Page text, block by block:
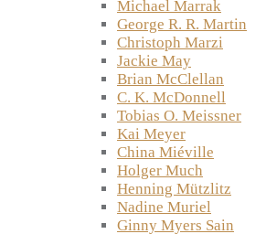
Michael Marrak
George R. R. Martin
Christoph Marzi
Jackie May
Brian McClellan
C. K. McDonnell
Tobias O. Meissner
Kai Meyer
China Miéville
Holger Much
Henning Mützlitz
Nadine Muriel
Ginny Myers Sain